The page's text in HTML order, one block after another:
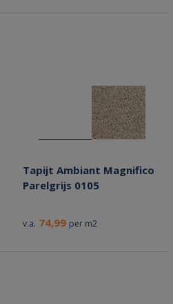
Tapijt Ambiant Magnifico
Parelgrijs 0105
v.a. 74,99 per m2